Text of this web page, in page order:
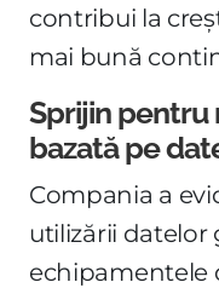
contribui la
mai bună
Sprijin pentru
bazată pe
Compania a
utilizării datelor
echipamentele